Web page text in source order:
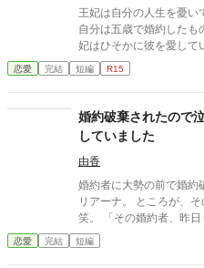
わりのはずだった。 だが次に目を覚ますと、スノーは三年前の
結婚式当日に戻っていた
式の誓いの瞬間へと戻される。 番から逃れようと
王妃は自分の人生を憂い
自分は五歳で婚約したも
妃はひそかに彼を愛して
し、結婚生活が始まるが
い。 そればかりか国王は
恋愛 完結 短編 R15
婚約破棄されたので
していました
由香
婚約者に大勢の前で婚約
リアーナ。 ところが、その場にいた隣国の第二王子はなぜか大爆
笑。 「その婚約者、昨日も別の令嬢に愛を誓ってたよ？」 その一
言から、元婚約者の嘘は次々
った婚約破棄は、笑いと
恋愛 完結 短編